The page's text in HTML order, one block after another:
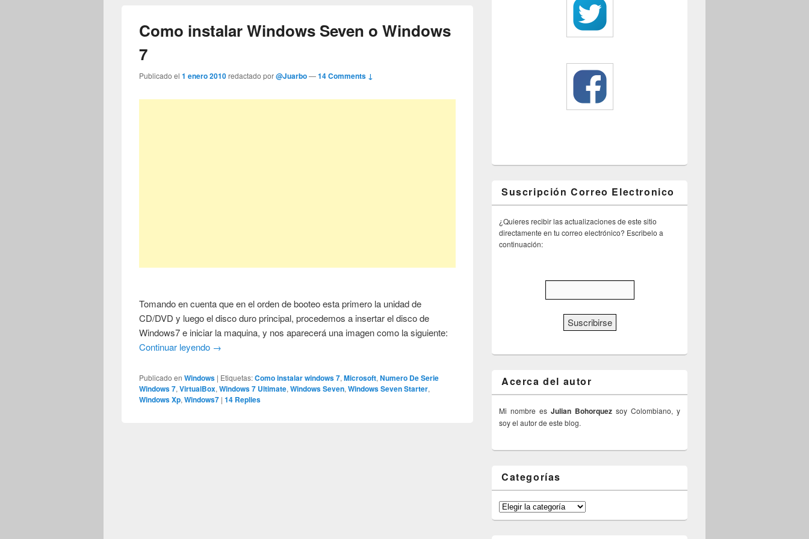
Como instalar Windows Seven o Windows
7
Publicado el1 enero 2010redactado por@Juarbo—14 Comments ↓
Tomando en cuenta que en el orden de booteo esta primero la unidad de
CD/DVD y luego el disco duro principal, procedemos a insertar el disco de
Windows7 e iniciar la maquina, y nos aparecerá una imagen como la siguiente:
Continuar leyendo →
Publicado en Windows | Etiquetas:Como instalar windows 7,Microsoft,Numero De Serie
Windows 7,VirtualBox,Windows 7 Ultimate,Windows Seven,Windows Seven Starter,
Windows Xp,Windows7 |14 Replies
Suscripción Correo Electronico
¿Quieres recibir las actualizaciones de este sitio
directamente en tu correo electrónico? Escribelo a
continuación:
Acerca del autor
Mi nombre es Julian Bohorquez soy Colombiano, y
soy el autor de este blog.
Categorías
Categorías